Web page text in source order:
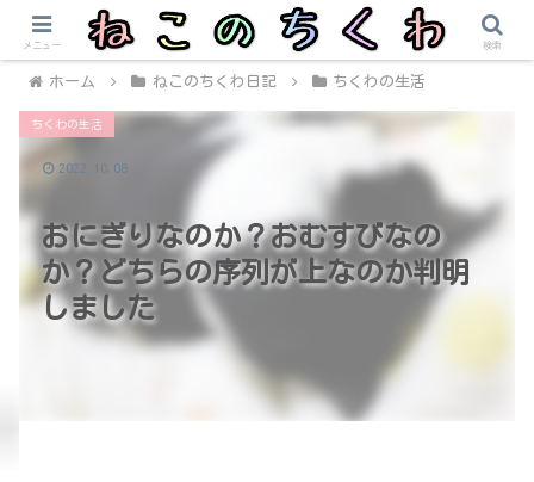
ホーム ねこのちくわ日記 ちくわの生活
おにぎりなのか？おむすびなの
か？どちらの序列が上なのか判明
しました
ちくわの生活
2022.10.08
メニュー 検索